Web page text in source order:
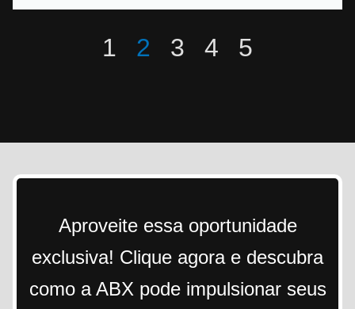
1 2 3 4 5
Aproveite essa oportunidade
exclusiva! Clique agora e descubra
como a ABX pode impulsionar seus